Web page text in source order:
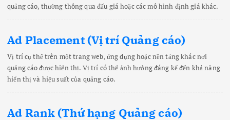
quảng cáo, thường thông qua đấu giá hoặc các mô hình định giá khác.
Ad Placement (Vị trí Quảng cáo)
Vị trí cụ thể trên một trang web, ứng dụng hoặc nền tảng khác nơi
quảng cáo được hiển thị. Vị trí có thể ảnh hưởng đáng kể đến khả năng
hiển thị và hiệu suất của quảng cáo.
Ad Rank (Thứ hạng Quảng cáo)